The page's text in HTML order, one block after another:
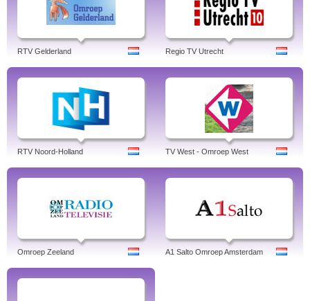
RTV Gelderland Regio TV Utrecht
RTV Noord-Holland TV West - Omroep West
Omroep Zeeland A1 Salto Omroep Amsterdam